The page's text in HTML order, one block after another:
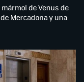
de Venus de
Mercadona y una